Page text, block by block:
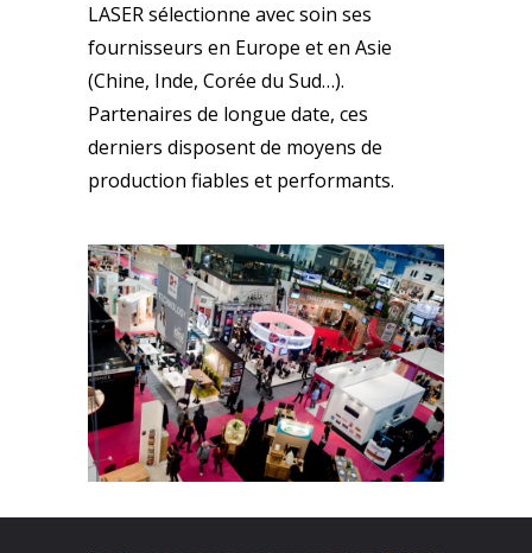
LASER sélectionne avec soin ses
fournisseurs en Europe et en Asie
(Chine, Inde, Corée du Sud…).
Partenaires de longue date, ces
derniers disposent de moyens de
production fiables et performants.